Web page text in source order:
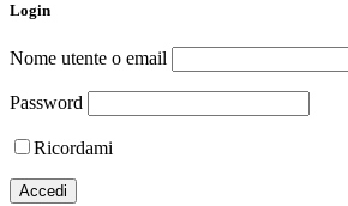
Login
Nome utente o email
Password
Ricordami